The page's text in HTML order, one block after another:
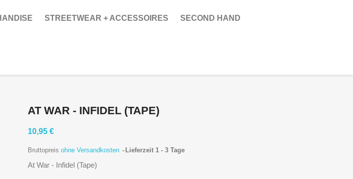
STREETWEAR + ACCESSOIRES SECOND HAND
AT WAR - INFIDEL (TAPE)
10,95 €
Bruttopreis ohne Versandkosten Lieferzeit 1 - 3 Tage
At War - Infidel (Tape)